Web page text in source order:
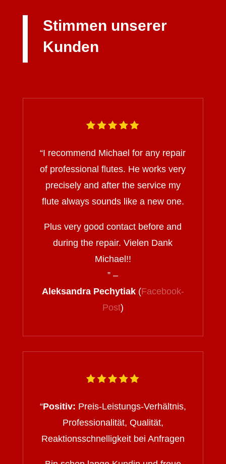
Stimmen unserer
Kunden
“I recommend Michael for any repair
of professional flutes. He works very
precisely and after the service my
flute always sounds like a new one.
Plus very good contact before and
during the repair. Vielen Dank
Michael!!
” –
Aleksandra Pechytiak(Facebook-
Post)
“Positiv: Preis-Leistungs-Verhältnis,
Professionalität, Qualität,
Reaktionsschnelligkeit bei Anfragen